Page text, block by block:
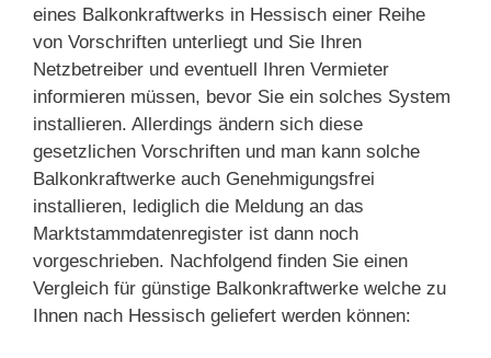
eines Balkonkraftwerks in Hessisch einer Reihe
von Vorschriften unterliegt und Sie Ihren
Netzbetreiber und eventuell Ihren Vermieter
informieren müssen, bevor Sie ein solches System
installieren. Allerdings ändern sich diese
gesetzlichen Vorschriften und man kann solche
Balkonkraftwerke auch Genehmigungsfrei
installieren, lediglich die Meldung an das
Marktstammdatenregister ist dann noch
vorgeschrieben. Nachfolgend finden Sie einen
Vergleich für günstige Balkonkraftwerke welche zu
Ihnen nach Hessisch geliefert werden können: